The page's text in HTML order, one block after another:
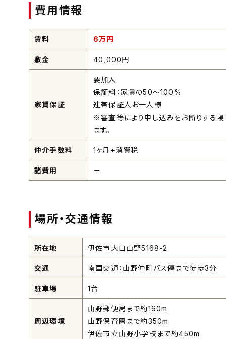
費用情報
賃料 6万円
敷金 40,000円
家賃保証
要加入
保証料：家賃の50〜100%
連帯保証人お一人様
※審査等により申し込みをお断りする
ます。
仲介手数料 1ヶ月+消費税
諸費用 －
場所・交通情報
所在地 伊佐市大口山野5168-2
交通 南国交通：山野仲町バス停まで徒歩3分
駐車場 1台
周辺環境
山野郵便局まで約160m
山野保育園まで約350m
伊佐市立山野小学校まで約450m